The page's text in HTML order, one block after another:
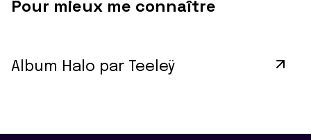
Pour mieux me connaître
Album Halo par Teeleÿ